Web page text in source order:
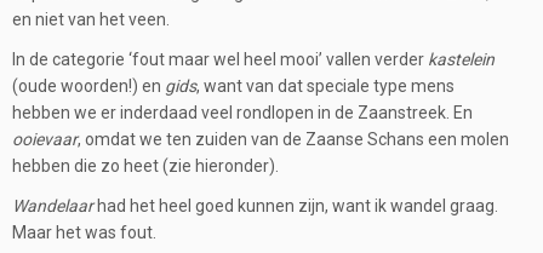
en niet van het veen.
In de categorie ‘fout maar wel heel mooi’ vallen verder kastelein
(oude woorden!) en gids, want van dat speciale type mens
hebben we er inderdaad veel rondlopen in de Zaanstreek. En
ooievaar, omdat we ten zuiden van de Zaanse Schans een molen
hebben die zo heet (zie hieronder).
Wandelaarhad het heel goed kunnen zijn, want ik wandel graag.
Maar het was fout.